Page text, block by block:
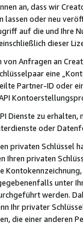
an, dass wir
oder neu
auf die und Ihre
dieser
Anfragen an
eine
Partner-ID oder
Dienste zu
oder
privaten
Ihren privaten
unter
werden.
Ihr privater
die einer anderen